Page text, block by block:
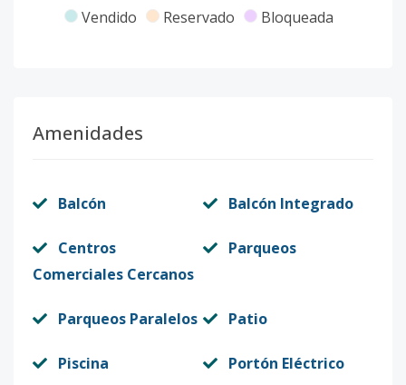
Vendido Reservado Bloqueada
Amenidades
Balcón Balcón Integrado
Centros
Comerciales Cercanos
Parqueos
Parqueos Paralelos Patio
Piscina Portón Eléctrico